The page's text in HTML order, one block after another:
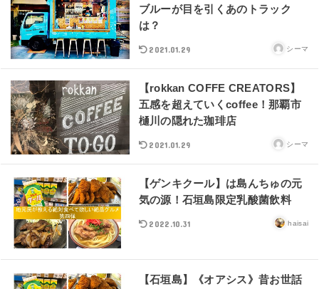
ブルーが目を引くあのトラック
は？
2021.01.29 シーマ
【rokkan COFFE CREATORS】
五感を超えていくcoffee！那覇市
樋川の隠れた珈琲店
2021.01.29 シーマ
【ゲンキクール】は島んちゅの元
気の源！石垣島限定乳酸菌飲料
2022.10.31 haisai
【石垣島】《オアシス》昔お世話